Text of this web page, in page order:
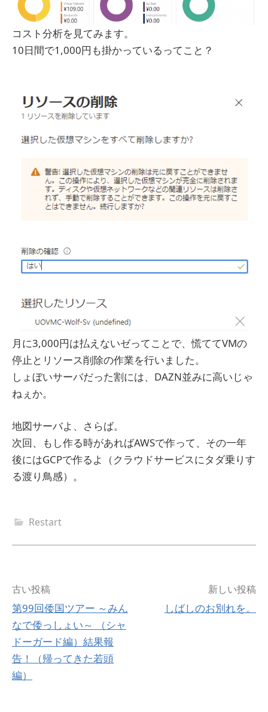
コスト分析を見てみます。
10日間で1,000円も掛かっているってこと？
月に3,000円は払えないゼってことで、慌ててVMの
停止とリソース削除の作業を行いました。
しょぼいサーバだった割には、DAZN並みに高いじゃ
ねぇか。
地図サーバよ、さらば。
次回、もし作る時があればAWSで作って、その一年
後にはGCPで作るよ（クラウドサービスにタダ乗りす
る渡り鳥感）。
Restart
投
稿
ナ
ビ
ゲ
古い投稿
第99回倭国ツアー ～みん
なで倭っしょい～ （シャ
ドーガード編）結果報
告！（帰ってきた若頭
編）
新しい投稿
しばしのお別れを。